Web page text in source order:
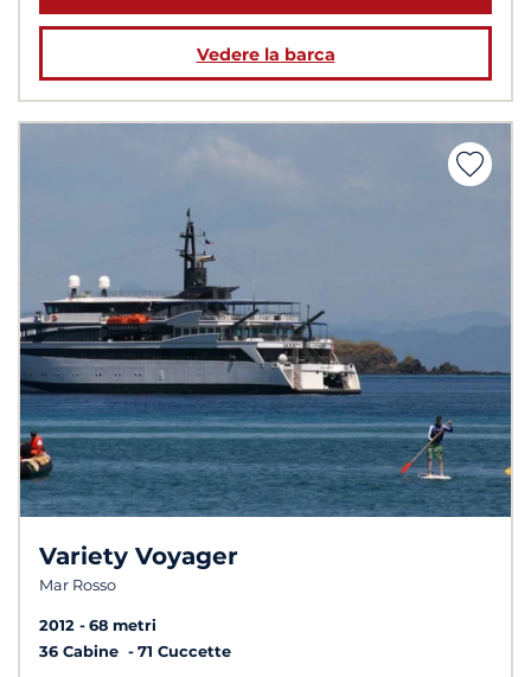
Vedere la barca
Variety Voyager
Mar Rosso
2012
68 metri
36 Cabine
71 Cuccette